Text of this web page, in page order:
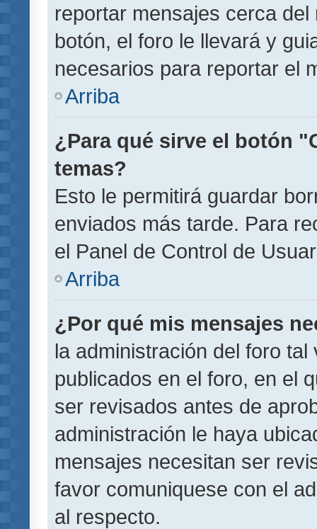
reportar mensajes cerca
botón, el foro le llevará y
necesarios para reportar el
Arriba
¿Para qué sirve el botón
temas?
Esto le permitirá guardar
enviados más tarde. Para
el Panel de Control de
Arriba
¿Por qué mis mensajes
la administración del foro
publicados en el foro, en el
ser revisados antes de
administración le haya
mensajes necesitan ser
favor comuniquese con el
al respecto.